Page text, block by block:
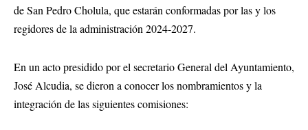
de San Pedro Cholula, que estarán conformadas por las y los
regidores de la administración 2024-2027.
En un acto presidido por el secretario General del Ayuntamiento,
José Alcudia, se dieron a conocer los nombramientos y la
integración de las siguientes comisiones: